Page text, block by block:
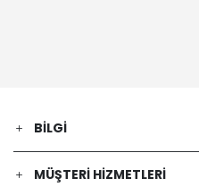
1.4 16V
10-01 /
BILGI
MÜŞTERI HIZMETLERI